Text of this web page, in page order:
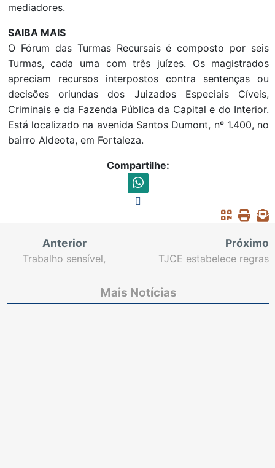
mediadores.
SAIBA MAIS
O Fórum das Turmas Recursais é composto por seis
Turmas, cada uma com três juízes. Os magistrados
apreciam recursos interpostos contra sentenças ou
decisões oriundas dos Juizados Especiais Cíveis,
Criminais e da Fazenda Pública da Capital e do Interior.
Está localizado na avenida Santos Dumont, nº 1.400, no
bairro Aldeota, em Fortaleza.
Compartilhe:
Anterior
Trabalho sensível,
viagens para menores,
ocorre normalmente
Próximo
TJCE estabelece regras
homologarem acordos
de não persecução
Mais Notícias